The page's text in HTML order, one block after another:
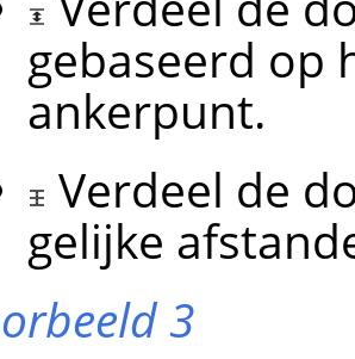
gebaseerd op
ankerpunt.
Verdeel de
gelijke
3